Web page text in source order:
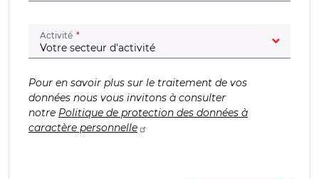
Activité (champ obligatoire)
Pour en savoir plus sur le traitement de vos
données nous vous invitons à consulter
notre Politique de protection des données à
caractère personnelle